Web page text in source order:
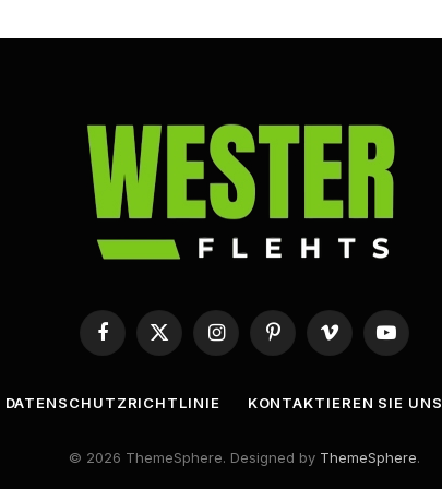
Facebook
X
(Twitter)
InstagramPinterestVimeo YouTube
DATENSCHUTZRICHTLINIE KONTAKTIEREN SIE UNS
© 2026 ThemeSphere. Designed by ThemeSphere.